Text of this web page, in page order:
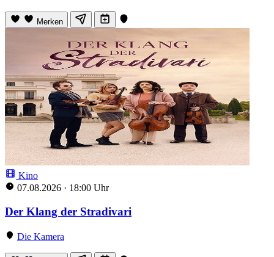
Merken
Kino
07.08.2026 · 18:00 Uhr
Der Klang der Stradivari
Die Kamera